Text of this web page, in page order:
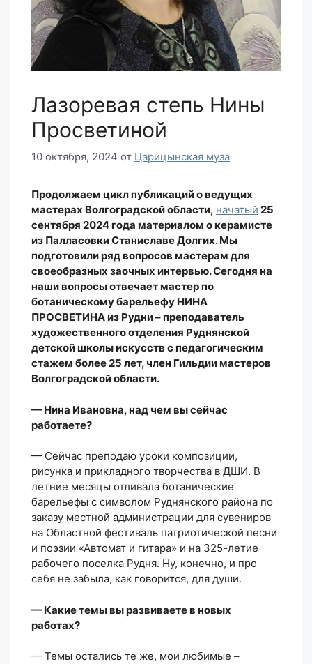
Лазоревая степь Нины
Просветиной
10 октября, 2024 от Царицынская муза
Продолжаем цикл публикаций о ведущих
мастерах Волгоградской области, начатый 25
сентября 2024 года материалом о керамисте
из Палласовки Станиславе Долгих. Мы
подготовили ряд вопросов мастерам для
своеобразных заочных интервью. Сегодня на
наши вопросы отвечает мастер по
ботаническому барельефу НИНА
ПРОСВЕТИНА из Рудни – преподаватель
художественного отделения Руднянской
детской школы искусств с педагогическим
стажем более 25 лет, член Гильдии мастеров
Волгоградской области.
— Нина Ивановна, над чем вы сейчас
работаете?
— Сейчас преподаю уроки композиции,
рисунка и прикладного творчества в ДШИ. В
летние месяцы отливала ботанические
барельефы с символом Руднянского района по
заказу местной администрации для сувениров
на Областной фестиваль патриотической песни
и поэзии «Автомат и гитара» и на 325-летие
рабочего поселка Рудня. Ну, конечно, и про
себя не забыла, как говорится, для души.
— Какие темы вы развиваете в новых
работах?
— Темы остались те же, мои любимые –